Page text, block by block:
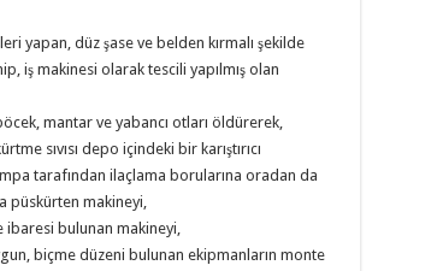
yapan, düz şase ve belden kırmalı şekilde
iş makinesi olarak tescili yapılmış olan
mantar ve yabancı otları öldürerek,
sıvısı depo içindeki bir karıştırıcı
tarafından ilaçlama borularına oradan da
püskürten makineyi,
ibaresi bulunan makineyi,
biçme düzeni bulunan ekipmanların monte